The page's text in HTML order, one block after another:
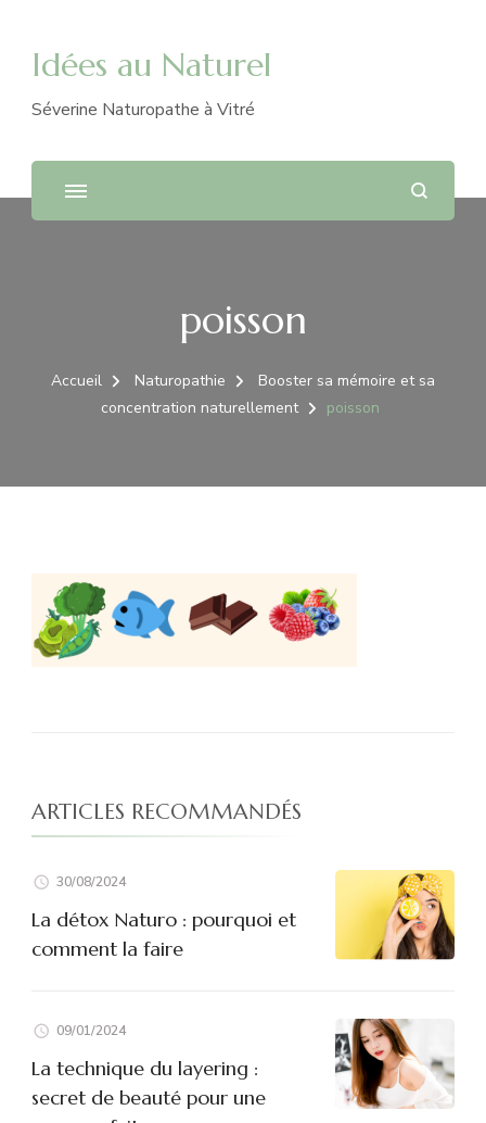
Idées au Naturel
Séverine Naturopathe à Vitré
poisson
Accueil Naturopathie
Booster sa mémoire et sa
concentration naturellement
poisson
ARTICLES RECOMMANDÉS
30/08/2024
La détox Naturo : pourquoi et
comment la faire
09/01/2024
La technique du layering :
secret de beauté pour une